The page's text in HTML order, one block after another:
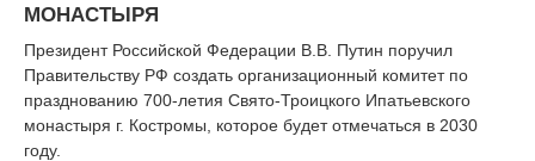
МОНАСТЫРЯ
Президент Российской Федерации В.В. Путин поручил
Правительству РФ создать организационный комитет по
празднованию 700-летия Свято-Троицкого Ипатьевского
монастыря г. Костромы, которое будет отмечаться в 2030
году.